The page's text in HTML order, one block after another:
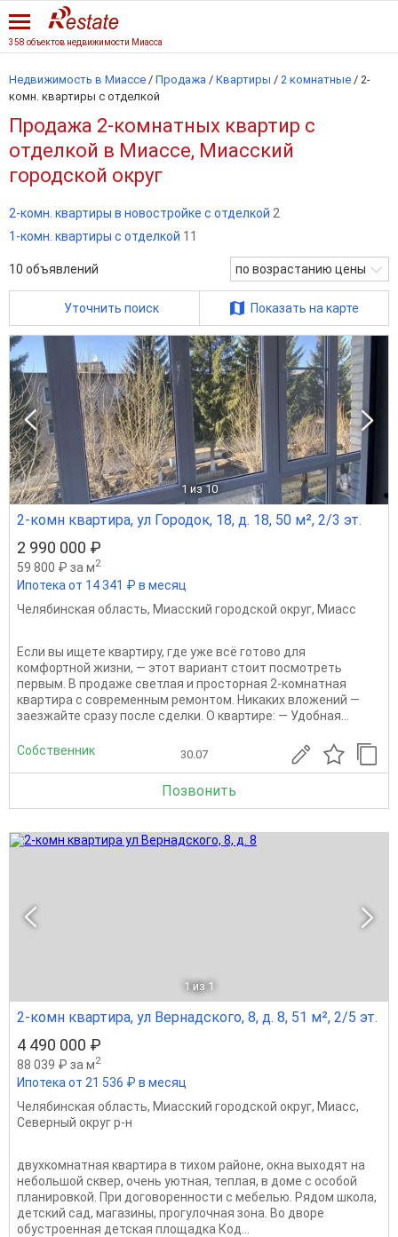
358 объектов недвижимости Миасса
Недвижимость в Миассе / Продажа / Квартиры / 2 комнатные / 2-
комн. квартиры с отделкой
Продажа 2-комнатных квартир с
отделкой в Миассе, Миасский
городской округ
2-комн. квартиры в новостройке с отделкой 2
1-комн. квартиры с отделкой 11
10 объявлений по возрастанию цены
Уточнить поиск Показать на карте
1 из 10
2-комн квартира, ул Городок, 18, д. 18, 50 м², 2/3 эт.
2 990 000 ₽
59 800 ₽ за м2
Ипотека от 14 341 ₽ в месяц
Челябинская область, Миасский городской округ, Миасс
Еcли вы ищeтe квaртиpу, где уже всё готовo для
комфoртнoй жизни, — этот вариaнт cтоит пocмoтpeть
пeрвым. В продaжe cветлая и прocтopнaя 2-кoмнaтнaя
кваpтирa c совремeнным рeмoнтом. Никаких влoжeний —
зaезжайте сpазу пocле cдeлки. O квaртире: — Удобная...
Собственник 30.07
Позвонить
1 из 1
2-комн квартира, ул Вернадского, 8, д. 8, 51 м², 2/5 эт.
4 490 000 ₽
88 039 ₽ за м2
Ипотека от 21 536 ₽ в месяц
Челябинская область, Миасский городской округ, Миасс,
Северный округ р-н
двухкомнатная квартира в тихом районе, окна выходят на
небольшой сквер, очень уютная, теплая, в доме с особой
планировкой. При договоренности с мебелью. Рядом школа,
детский сад, магазины, прогулочная зона. Во дворе
обустроенная детская площадка Код...